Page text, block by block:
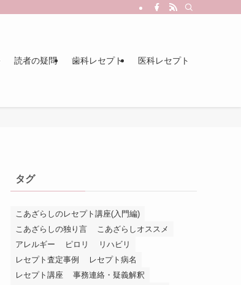
読者の疑問 歯科レセプト 医科レセプト
タグ
こあざらしのレセプト講座(入門編)
こあざらしの独り言
こあざらしオススメ
アレルギー
ピロリ
リハビリ
レセプト査定事例
レセプト病名
レセプト講座
事務連絡・疑義解釈